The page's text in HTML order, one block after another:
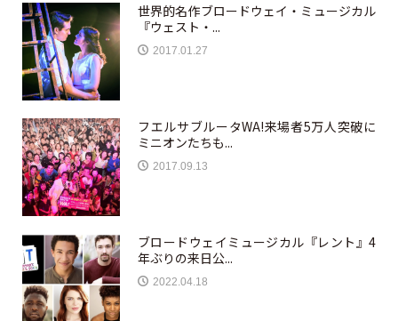
世界的名作ブロードウェイ・ミュージカル
『ウェスト・...
2017.01.27
フエルサブルータWA!来場者5万人突破に
ミニオンたちも...
2017.09.13
ブロードウェイミュージカル『レント』4
年ぶりの来日公...
2022.04.18